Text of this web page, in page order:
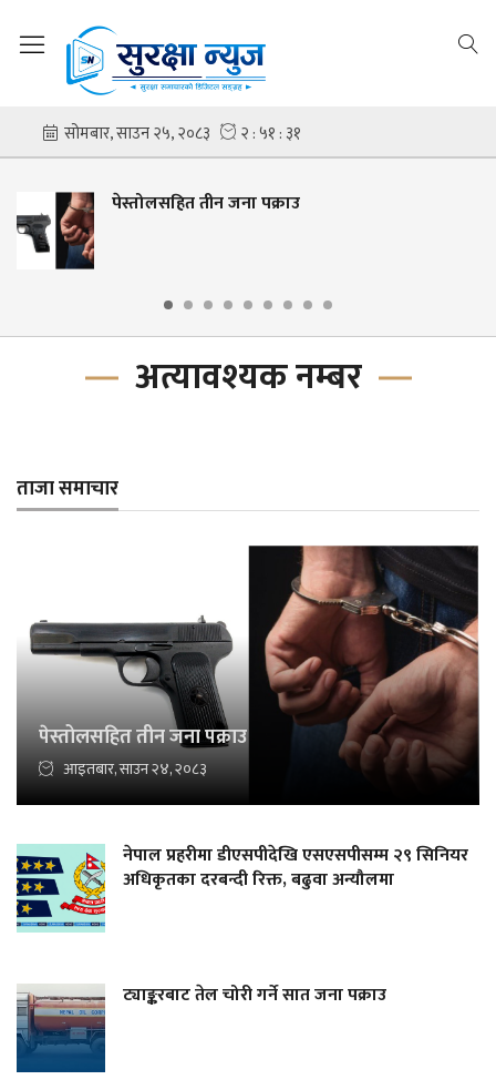
पेस्तोलसहित तीन जना पक्राउ
अत्यावश्यक नम्बर
ताजा समाचार
पेस्तोलसहित तीन जना पक्राउ
आइतबार, साउन २४, २०८३
नेपाल प्रहरीमा डीएसपीदेखि एसएसपीसम्म २९ सिनियर
अधिकृतका दरबन्दी रिक्त, बढुवा अन्यौलमा
ट्याङ्करबाट तेल चोरी गर्ने सात जना पक्राउ